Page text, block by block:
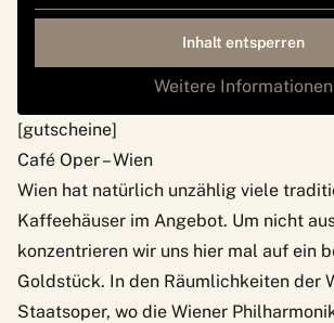
Inhalt entsperren
Weitere Informationen
[gutscheine]
Café Oper – Wien
Wien hat natürlich unzählig viele
Kaffeehäuser im Angebot. Um nicht
konzentrieren wir uns hier mal auf ein
Goldstück. In den Räumlichkeiten der
Staatsoper, wo die Wiener